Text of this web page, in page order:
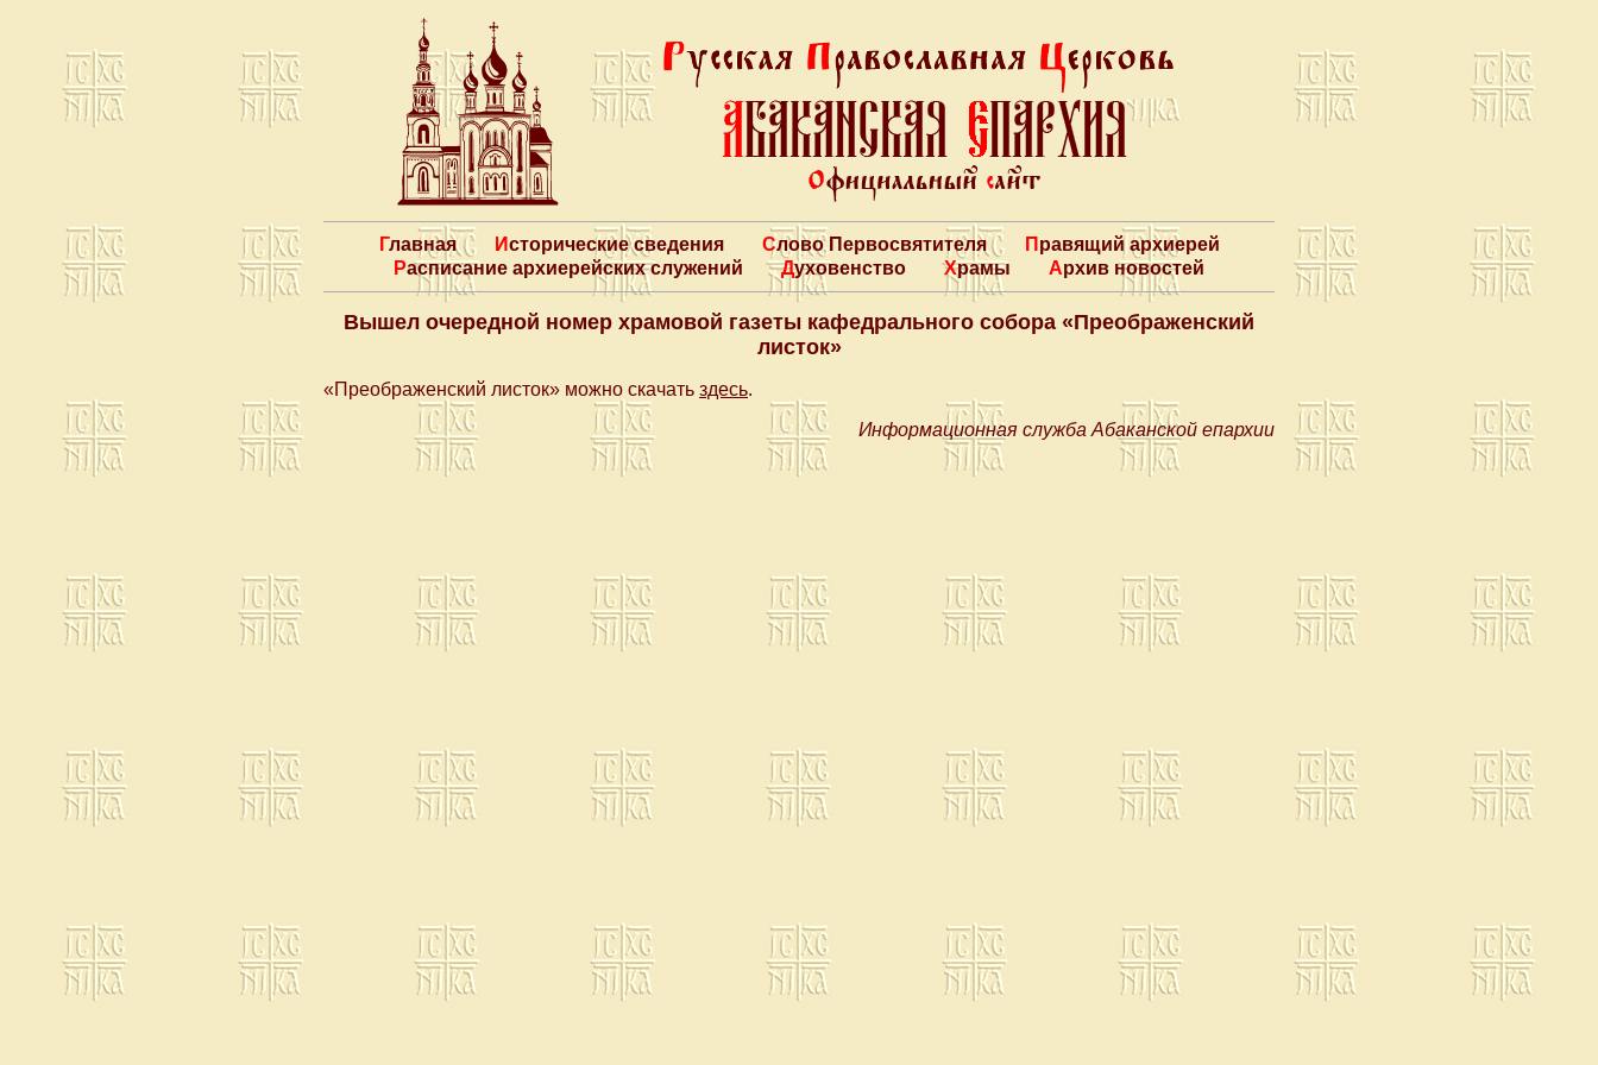
Главная Исторические сведения Слово Первосвятителя
Правящий архиерей
Расписание архиерейских служений
Духовенство Храмы Архив новостей
Вышел очередной номер храмовой газеты кафедрального собора «Преображенский
листок»
«Преображенский листок» можно скачать здесь.
Информационная служба Абаканской епархии